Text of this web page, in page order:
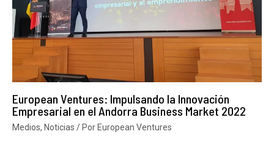
European Ventures: Impulsando la Innovación
Empresarial en el Andorra Business Market 2022
Medios, Noticias / Por European Ventures